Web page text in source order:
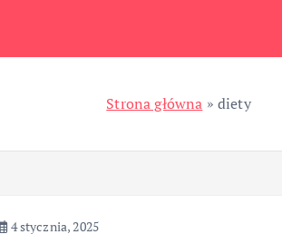
Strona główna » diety
4 stycznia, 2025